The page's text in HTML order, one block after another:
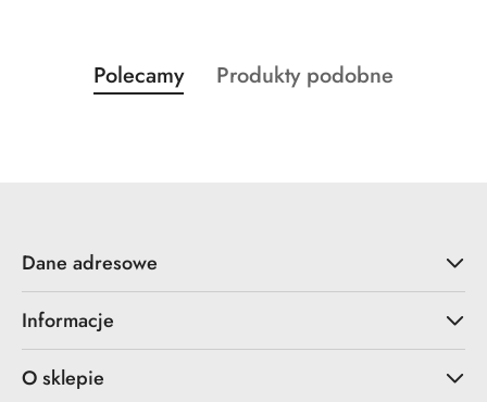
Pomiń karuzelę produktów
Produkty
o
Polecamy
Produkty
Produkty podobne
Dane adresowe
Informacje
O sklepie